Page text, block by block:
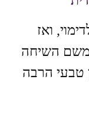
ואז
ומשם השיחה
טבעי הרבה